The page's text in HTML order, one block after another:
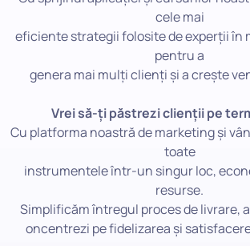
cele mai
eficiente strategii folosite de experții în
pentru a
genera mai mulți clienți și a crește
Vrei să-ți păstrezi clienții pe
Cu platforma noastră de marketing și
toate
instrumentele într-un singur loc,
resurse.
Simplificăm întregul proces de livrare,
oncentrezi pe fidelizarea și